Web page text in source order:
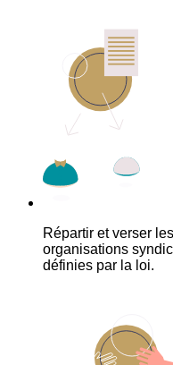
Répartir et verser
organisations
définies par la loi.